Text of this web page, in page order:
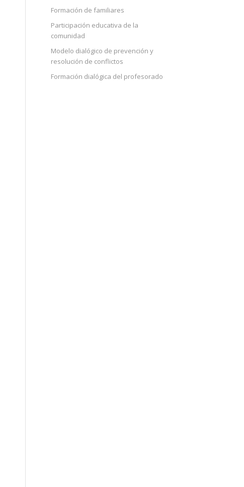
Formación de familiares
Participación educativa de la
comunidad
Modelo dialógico de prevención y
resolución de conflictos
Formación dialógica del profesorado